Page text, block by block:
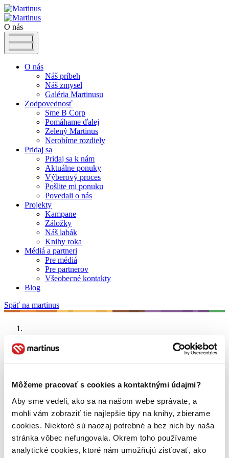
Môžeme pracovať s cookies a kontaktnými údajmi?
Aby sme vedeli, ako sa na našom webe správate, a
mohli vám zobraziť tie najlepšie tipy na knihy, zbierame
cookies. Niektoré sú naozaj potrebné a bez nich by naša
stránka vôbec nefungovala. Okrem toho používame
analytické cookies, ktoré nám umožňujú zisťovať, ako
O nás
O nás
Náš príbeh
Náš zmysel
Galéria Martinusu
Zodpovednosť
Sme B Corp
Pomáhame ďalej
Zelený Martinus
Nerobíme rozdiely
Pridaj sa
Pridaj sa k nám
Aktuálne ponuky
Výberový proces
Pošlite mi ponuku
Povedali o nás
Projekty
Kampane
Záložky
Náš labák
Knihy roka
Médiá a partneri
Pre médiá
Pre partnerov
Všeobecné kontakty
Blog
Späť na martinus
M.A. Bulgakov
Náš príbeh
Náš zmysel
Galéria Martinusu
Zodpovednosť
Sme B Corp
Pomáhame ďalej